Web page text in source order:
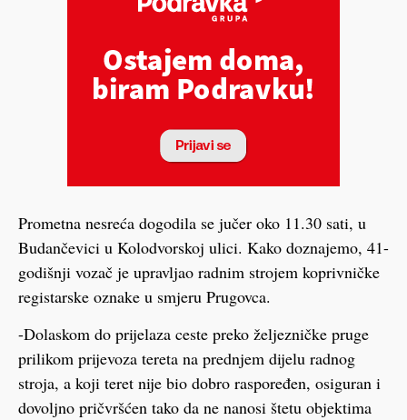
Prometna nesreća dogodila se jučer oko 11.30 sati, u
Budančevici u Kolodvorskoj ulici. Kako doznajemo, 41-
godišnji vozač je upravljao radnim strojem koprivničke
registarske oznake u smjeru Prugovca.
-Dolaskom do prijelaza ceste preko željezničke pruge
prilikom prijevoza tereta na prednjem dijelu radnog
stroja, a koji teret nije bio dobro raspoređen, osiguran i
dovoljno pričvršćen tako da ne nanosi štetu objektima